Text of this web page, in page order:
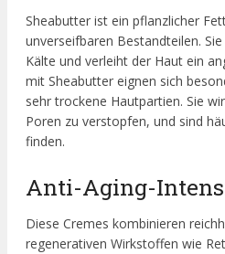
Sheabutter ist ein pflanzlicher
unverseifbaren Bestandteilen.
Kälte und verleiht der Haut ein
mit Sheabutter eignen sich
sehr trockene Hautpartien. Sie
Poren zu verstopfen, und sind
finden.
Anti-Aging-
Diese Cremes kombinieren
regenerativen Wirkstoffen wie